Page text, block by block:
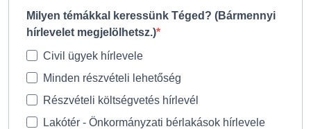
Milyen témákkal keressünk Téged? (Bármennyi
hírlevelet megjelölhetsz.)
Civil ügyek hírlevele
Minden részvételi lehetőség
Részvételi költségvetés hírlevél
Lakótér - Önkormányzati bérlakások hírlevele